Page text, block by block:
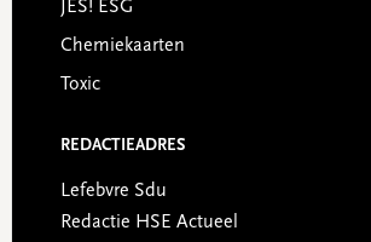
JES! ESG
Chemiekaarten
Toxic
REDACTIEADRES
Lefebvre Sdu
Redactie HSE Actueel